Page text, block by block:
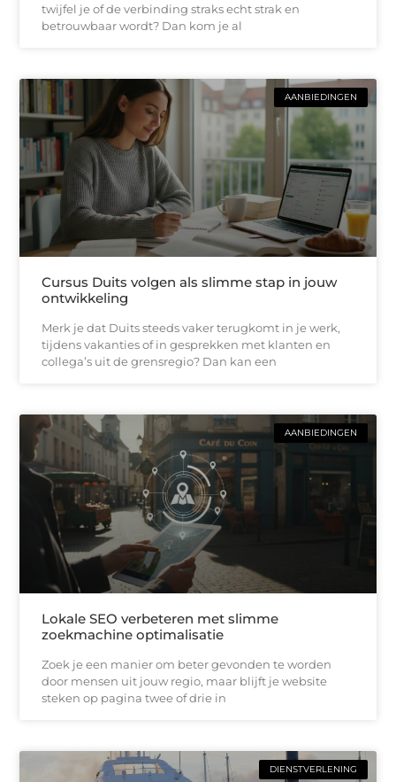
twijfel je of de verbinding straks echt strak en
betrouwbaar wordt? Dan kom je al
AANBIEDINGEN
Cursus Duits volgen als slimme stap in jouw
ontwikkeling
Merk je dat Duits steeds vaker terugkomt in je werk,
tijdens vakanties of in gesprekken met klanten en
collega’s uit de grensregio? Dan kan een
AANBIEDINGEN
Lokale SEO verbeteren met slimme
zoekmachine optimalisatie
Zoek je een manier om beter gevonden te worden
door mensen uit jouw regio, maar blijft je website
steken op pagina twee of drie in
DIENSTVERLENING